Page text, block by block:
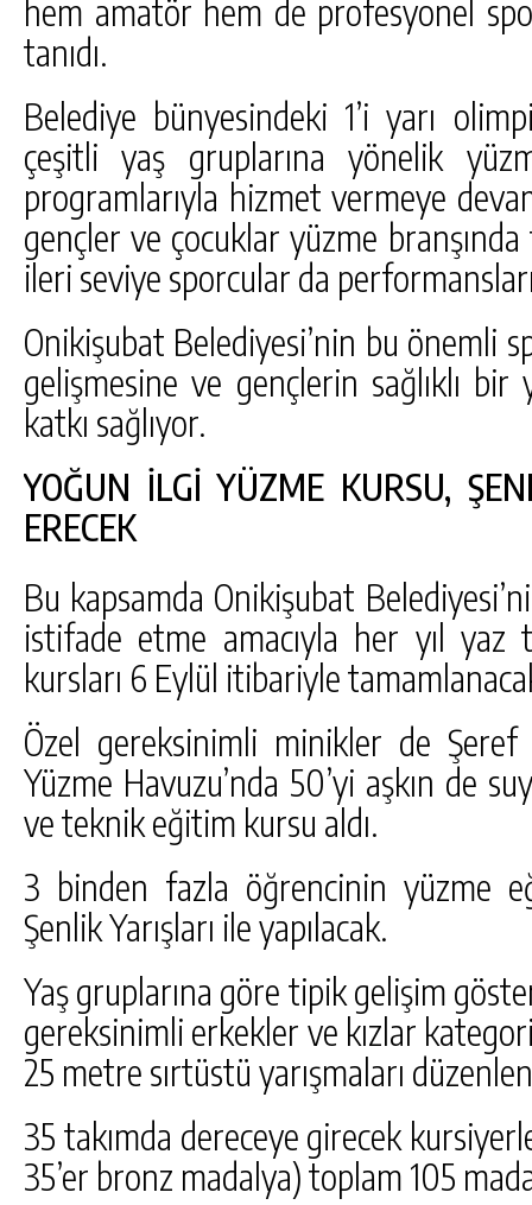
hem amatör hem de profesyonel
tanıdı.
Belediye bünyesindeki 1’i yarı
çeşitli yaş gruplarına yönelik
programlarıyla hizmet vermeye
gençler ve çocuklar yüzme
ileri seviye sporcular da
Onikişubat Belediyesi’nin bu önemli
gelişmesine ve gençlerin sağlıklı bir
katkı sağlıyor.
YOĞUN İLGİ YÜZME KURSU,
ERECEK
Bu kapsamda Onikişubat
istifade etme amacıyla her yıl yaz
kursları 6 Eylül itibariyle
Özel gereksinimli minikler de Şeref
Yüzme Havuzu’nda 50’yi aşkın de
ve teknik eğitim kursu aldı.
3 binden fazla öğrencinin yüzme
Şenlik Yarışları ile yapılacak.
Yaş gruplarına göre tipik gelişim
gereksinimli erkekler ve kızlar
25 metre sırtüstü yarışmaları
35 takımda dereceye girecek
35’er bronz madalya) toplam 105